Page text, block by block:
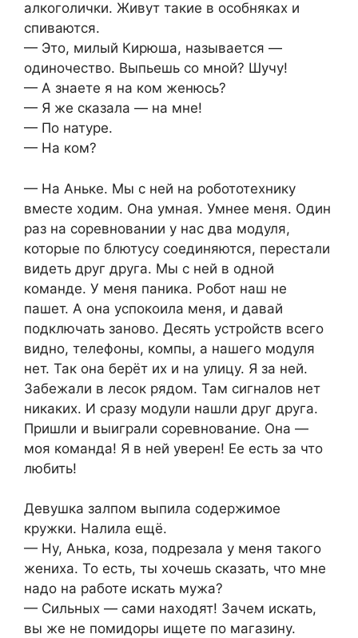
алкоголички. Живут такие в особняках и
спиваются.
— Это, милый Кирюша, называется —
одиночество. Выпьешь со мной? Шучу!
— А знаете я на ком женюсь?
— Я же сказала — на мне!
— По натуре.
— На ком?
— На Аньке. Мы с ней на робототехнику
вместе ходим. Она умная. Умнее меня. Один
раз на соревновании у нас два модуля,
которые по блютусу соединяются, перестали
видеть друг друга. Мы с ней в одной
команде. У меня паника. Робот наш не
пашет. А она успокоила меня, и давай
подключать заново. Десять устройств всего
видно, телефоны, компы, а нашего модуля
нет. Так она берёт их и на улицу. Я за ней.
Забежали в лесок рядом. Там сигналов нет
никаких. И сразу модули нашли друг друга.
Пришли и выиграли соревнование. Она —
моя команда! Я в ней уверен! Ее есть за что
любить!
Девушка залпом выпила содержимое
кружки. Налила ещё.
— Ну, Анька, коза, подрезала у меня такого
жениха. То есть, ты хочешь сказать, что мне
надо на работе искать мужа?
— Сильных — сами находят! Зачем искать,
вы же не помидоры ищете по магазину.